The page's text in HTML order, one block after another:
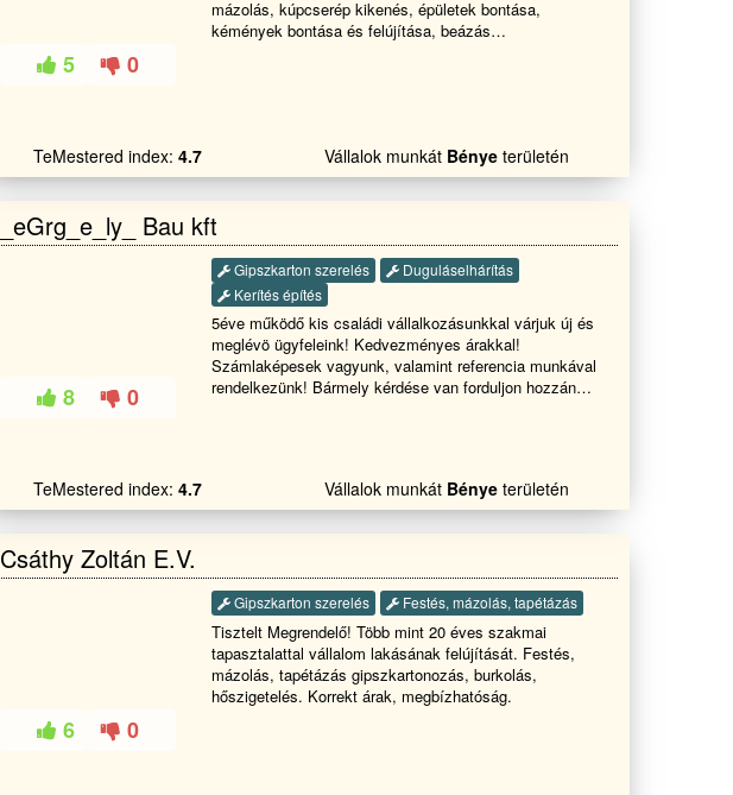
5 0
mázolás, kúpcserép kikenés, épületek bontása,
kémények bontása és felújítása, beázás
TeMestered index: 4.7 Vállalok munkát Bénye területén
_eGrg_e_ly_ Bau kft
8 0
Gipszkarton szerelés
Duguláselhárítás
Kerítés építés
5éve működő kis családi vállalkozásunkkal várjuk új és
meglévö ügyfeleink! Kedvezményes árakkal!
Számlaképesek vagyunk, valamint referencia munkával
rendelkezünk! Bármely kérdése van forduljon hozzánk
TeMestered index: 4.7 Vállalok munkát Bénye területén
Csáthy Zoltán E.V.
6 0
Gipszkarton szerelés Festés, mázolás, tapétázás
Tisztelt Megrendelő! Több mint 20 éves szakmai
tapasztalattal vállalom lakásának felújítását. Festés,
mázolás, tapétázás gipszkartonozás, burkolás,
hőszigetelés. Korrekt árak, megbízhatóság.